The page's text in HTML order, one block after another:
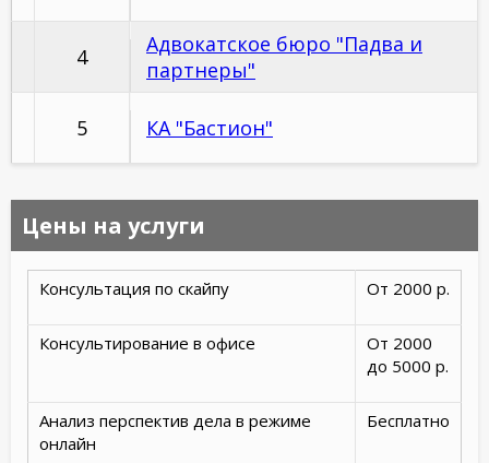
4
Адвокатское бюро "Падва и
партнеры"
5 КА "Бастион"
Цены на услуги
Консультация по скайпу От 2000 р.
Консультирование в офисе
От 2000
до 5000 р.
Анализ перспектив дела в режиме
онлайн
Бесплатно